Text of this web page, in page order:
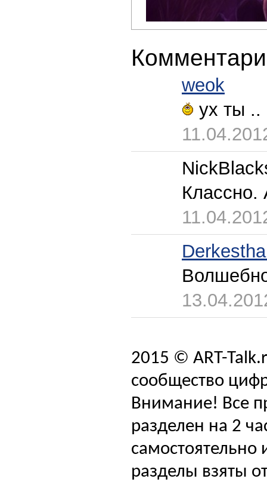
weok
ух ты ..
Классно.
2015 © ART-
сообщество
Внимание! Все
разделен на 2
самостоятельно
разделы взяты